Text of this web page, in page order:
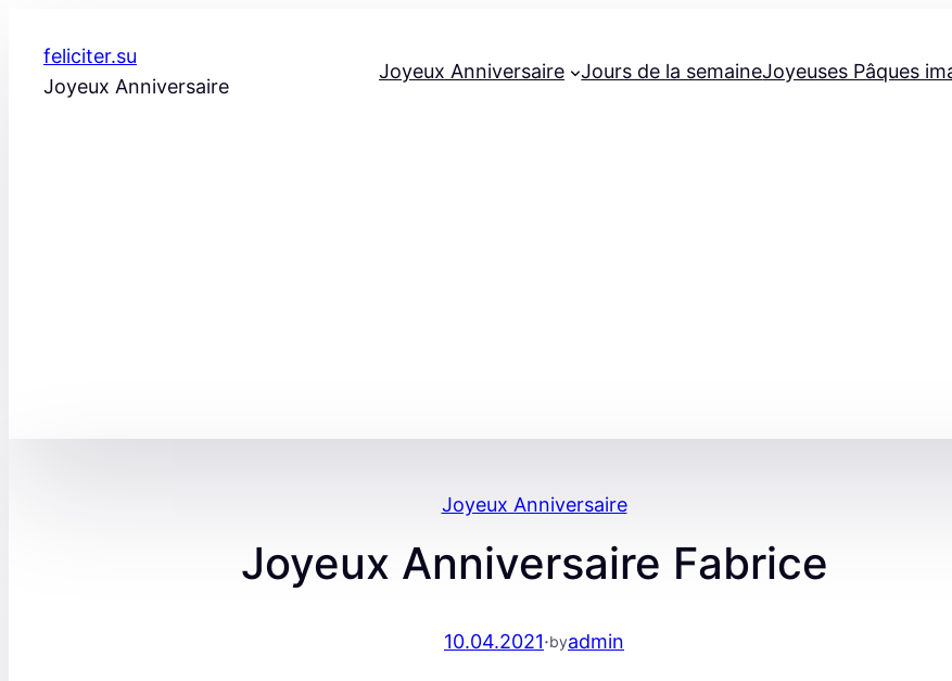
contenu
feliciter.su
Joyeux Anniversaire
Joyeux Anniversaire Jours de la semaineJoyeuses Pâques
Joyeux Anniversaire
Joyeux Anniversaire Fabrice
10.04.2021·byadmin